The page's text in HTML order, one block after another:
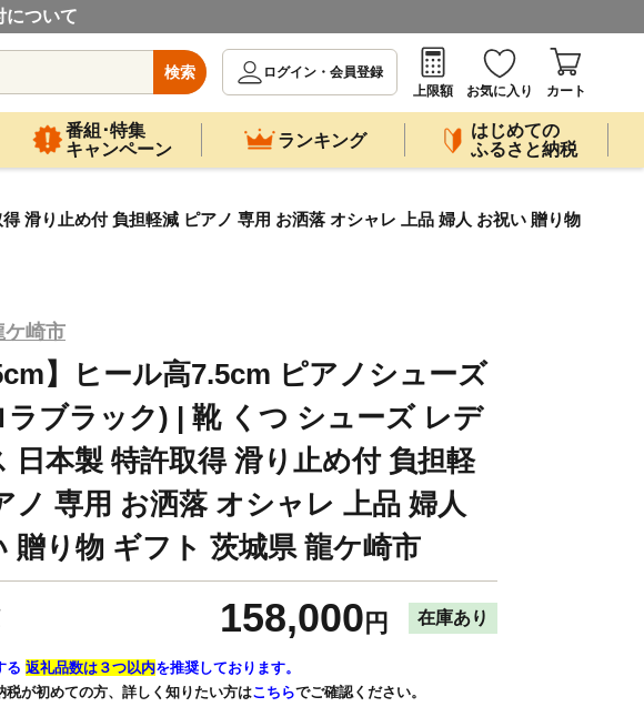
について
検索
ログイン・会員登録
上限額
お気に入り カート
番組･特集
キャンペーン
ランキング
はじめての
ふるさと納税
滑り止め付 負担軽減 ピアノ 専用 お洒落 オシャレ 上品 婦人 お祝い 贈り物
ケ崎市
】ヒール高7.5cm ピアノシューズ
ラブラック) | 靴 くつ シューズ レデ
日本製 特許取得 滑り止め付 負担軽
ノ 専用 お洒落 オシャレ 上品 婦人
贈り物 ギフト 茨城県 龍ケ崎市
158,000 円 在庫あり
る 返礼品数は３つ以内を推奨しております。
税が初めての方、詳しく知りたい方はこちらでご確認ください。